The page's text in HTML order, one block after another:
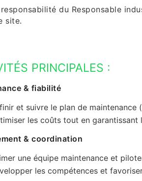
du Responsable
site.
PRINCIPALES :
& fiabilité
et suivre le plan de maintenance
les coûts tout en
& coordination
une équipe maintenance et
les compétences et